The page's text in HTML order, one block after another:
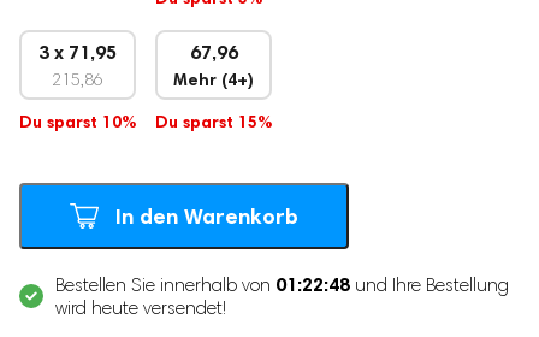
3 x 71,95
215,86
Du sparst 10%
67,96
Mehr (4+)
Du sparst 15%
In den Warenkorb
Bestellen Sie innerhalb von 01:22:47 und Ihre Bestellung
wird heute versendet!